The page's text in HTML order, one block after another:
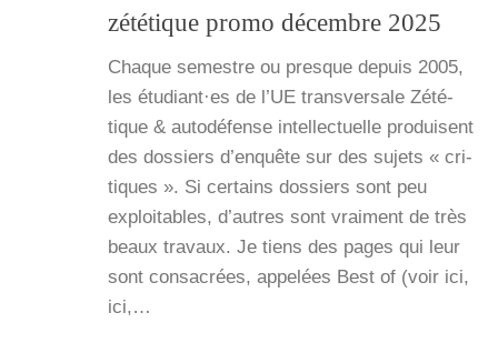
zététique promo décembre 2025
Chaque semestre ou presque depuis 2005,
les étudiant·es de l’UE trans­ver­sale Zété­
tique & auto­dé­fense intel­lec­tuelle pro­duisent
des dos­siers d’enquête sur des sujets « cri­
tiques ». Si cer­tains dos­siers sont peu
exploi­tables, d’autres sont vrai­ment de très
beaux tra­vaux. Je tiens des pages qui leur
sont consa­crées, appe­lées Best of (voir ici,
ici,…